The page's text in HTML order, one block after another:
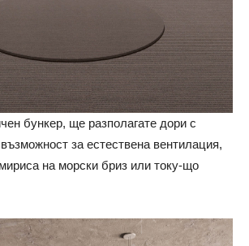
бункер, ще разполагате дори с
за естествена вентилация,
на морски бриз или току-що